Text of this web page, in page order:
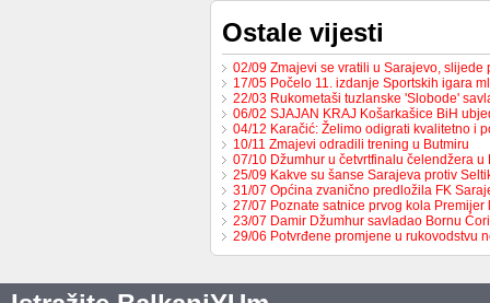
Ostale vijesti
02/09 Zmajevi se vratili u Sarajevo,
17/05 Počelo 11. izdanje Sportskih igara
22/03 Rukometaši tuzlanske 'Slobode'
06/02 SJAJAN KRAJ Košarkašice BiH
04/12 Karačić: Želimo odigrati kvalitetno i
10/11 Zmajevi odradili trening u Butmiru
07/10 Džumhur u četvrtfinalu čelendžera u
25/09 Kakve su šanse Sarajeva protiv
31/07 Općina zvanično predložila FK
27/07 Poznate satnice prvog kola
23/07 Damir Džumhur savladao Bornu
29/06 Potvrđene promjene u rukovodstvu